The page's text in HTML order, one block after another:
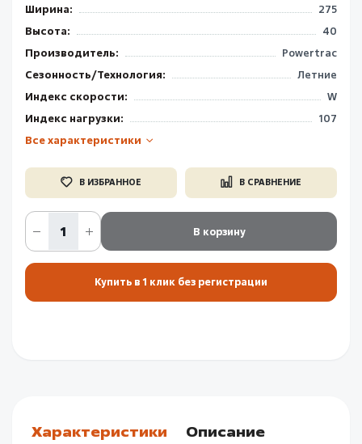
Ширина:
275
Высота:
40
Производитель:
Powertrac
Сезонность/Технология:
Летние
Индекс скорости:
W
Индекс нагрузки:
107
Все характеристики
В ИЗБРАННОЕ В СРАВНЕНИЕ
В корзину
Купить в 1 клик без регистрации
Характеристики
Описание